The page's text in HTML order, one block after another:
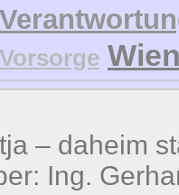
Vorsorge
– daheim
Ing.